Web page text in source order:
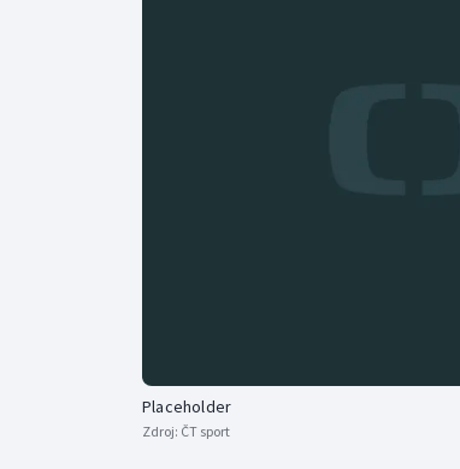
Placeholder
Zdroj: ČT sport